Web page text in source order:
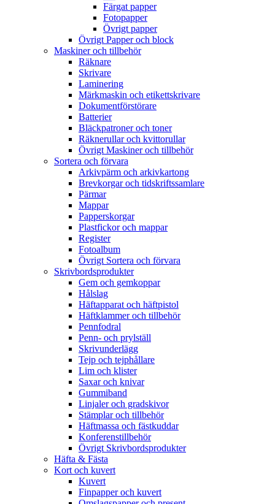
Färgat papper
Fotopapper
Övrigt papper
Övrigt Papper och block
Maskiner och tillbehör
Räknare
Skrivare
Laminering
Märkmaskin och etikettskrivare
Dokumentförstörare
Batterier
Bläckpatroner och toner
Räknerullar och kvittorullar
Övrigt Maskiner och tillbehör
Sortera och förvara
Arkivpärm och arkivkartong
Brevkorgar och tidskriftssamlare
Pärmar
Mappar
Papperskorgar
Plastfickor och mappar
Register
Fotoalbum
Övrigt Sortera och förvara
Skrivbordsprodukter
Gem och gemkoppar
Hålslag
Häftapparat och häftpistol
Häftklammer och tillbehör
Pennfodral
Penn- och prylställ
Skrivunderlägg
Tejp och tejphållare
Lim och klister
Saxar och knivar
Gummiband
Linjaler och gradskivor
Stämplar och tillbehör
Häftmassa och fästkuddar
Konferenstillbehör
Övrigt Skrivbordsprodukter
Häfta & Fästa
Kort och kuvert
Kuvert
Finpapper och kuvert